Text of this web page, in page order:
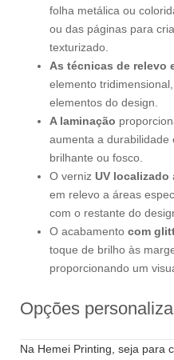
folha metálica ou
ou das páginas para
texturizado.
As técnicas de relevo
elemento
elementos do design.
A laminação
aumenta a durabilidade
brilhante ou fosco.
O verniz UV localizado
em relevo a áreas
com o restante do
O acabamento com
toque de brilho às
proporcionando um
Opções
Na Hemei Printing, seja para